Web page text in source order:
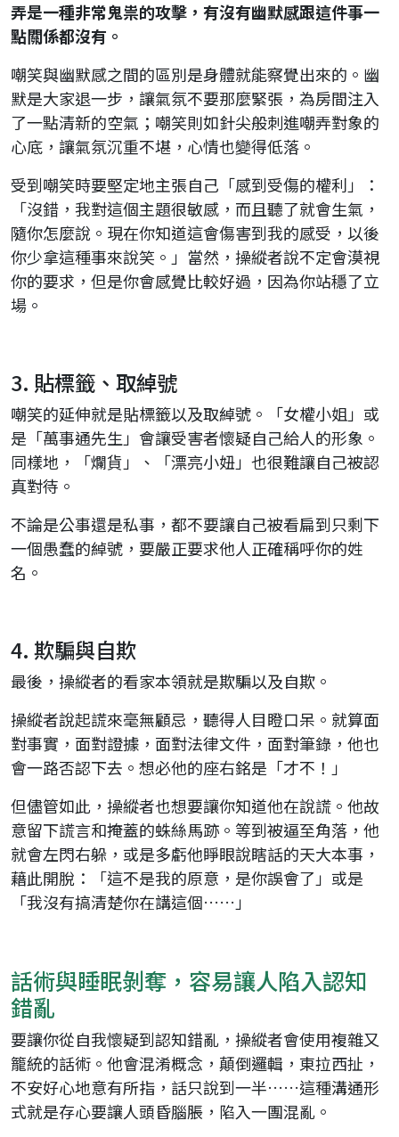
弄是一種非常鬼祟的攻擊，有沒有幽默感跟這件事一
點關係都沒有。
嘲笑與幽默感之間的區別是身體就能察覺出來的。幽
默是大家退一步，讓氣氛不要那麼緊張，為房間注入
了一點清新的空氣；嘲笑則如針尖般刺進嘲弄對象的
心底，讓氣氛沉重不堪，心情也變得低落。
受到嘲笑時要堅定地主張自己「感到受傷的權利」：
「沒錯，我對這個主題很敏感，而且聽了就會生氣，
隨你怎麼說。現在你知道這會傷害到我的感受，以後
你少拿這種事來說笑。」當然，操縱者說不定會漠視
你的要求，但是你會感覺比較好過，因為你站穩了立
場。
3. 貼標籤、取綽號
嘲笑的延伸就是貼標籤以及取綽號。「女權小姐」或
是「萬事通先生」會讓受害者懷疑自己給人的形象。
同樣地，「爛貨」、「漂亮小妞」也很難讓自己被認
真對待。
不論是公事還是私事，都不要讓自己被看扁到只剩下
一個愚蠢的綽號，要嚴正要求他人正確稱呼你的姓
名。
4. 欺騙與自欺
最後，操縱者的看家本領就是欺騙以及自欺。
操縱者說起謊來毫無顧忌，聽得人目瞪口呆。就算面
對事實，面對證據，面對法律文件，面對筆錄，他也
會一路否認下去。想必他的座右銘是「才不！」
但儘管如此，操縱者也想要讓你知道他在說謊。他故
意留下謊言和掩蓋的蛛絲馬跡。等到被逼至角落，他
就會左閃右躲，或是多虧他睜眼說瞎話的天大本事，
藉此開脫：「這不是我的原意，是你誤會了」或是
「我沒有搞清楚你在講這個……」
話術與睡眠剝奪，容易讓人陷入認知
錯亂
要讓你從自我懷疑到認知錯亂，操縱者會使用複雜又
籠統的話術。他會混淆概念，顛倒邏輯，東拉西扯，
不安好心地意有所指，話只說到一半……這種溝通形
式就是存心要讓人頭昏腦脹，陷入一團混亂。